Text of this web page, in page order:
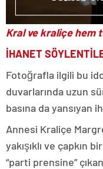
Kral ve kraliçe hem
İHANET
Fotoğrafla ilgili bu
duvarlarında uzun
basına da yansıyan
Annesi Kraliçe
yakışıklı ve çapkın
“parti prensine”